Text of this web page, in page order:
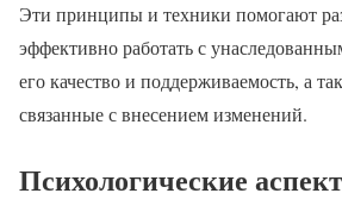
Эти принципы и техники помогают
эффективно работать с
его качество и поддерживаемость, а
связанные с внесением изменений.
Психологические